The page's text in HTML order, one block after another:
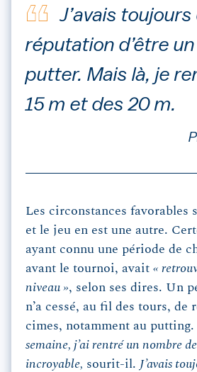
J’avais toujours
réputation d’être
putter. Mais là, je
15 m et des 20 m.
Les circonstances favorables
et le jeu en est une autre.
ayant connu une période de
avant le tournoi, avait «
niveau », selon ses dires. Un
n’a cessé, au fil des tours, de
cimes, notamment au putting.
semaine, j’ai rentré un nombre
incroyable, sourit-il. J’avais